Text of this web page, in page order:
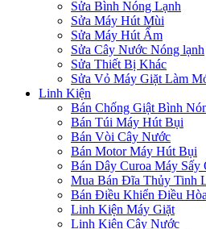
Sửa Bình Nóng Lạnh
Sửa Máy Hút Mùi
Sửa Máy Hút Ẩm
Sửa Cây Nước Nóng lạnh
Sửa Thiết Bị Khác
Sửa Vỏ Máy Giặt Làm
Linh Kiện
Bán Chống Giật Bình
Bán Túi Máy Hút Bụi
Bán Vòi Cây Nước
Bán Motor Máy Hút Bụi
Bán Dây Curoa Máy Sấy
Mua Bán Đĩa Thủy Tinh
Bán Điều Khiển Điều Hòa
Linh Kiện Máy Giặt
Linh Kiện Cây Nước